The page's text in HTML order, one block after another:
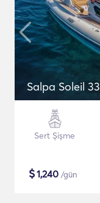
Salpa Soleil 33
Sert Şişme
$1,240 /gün